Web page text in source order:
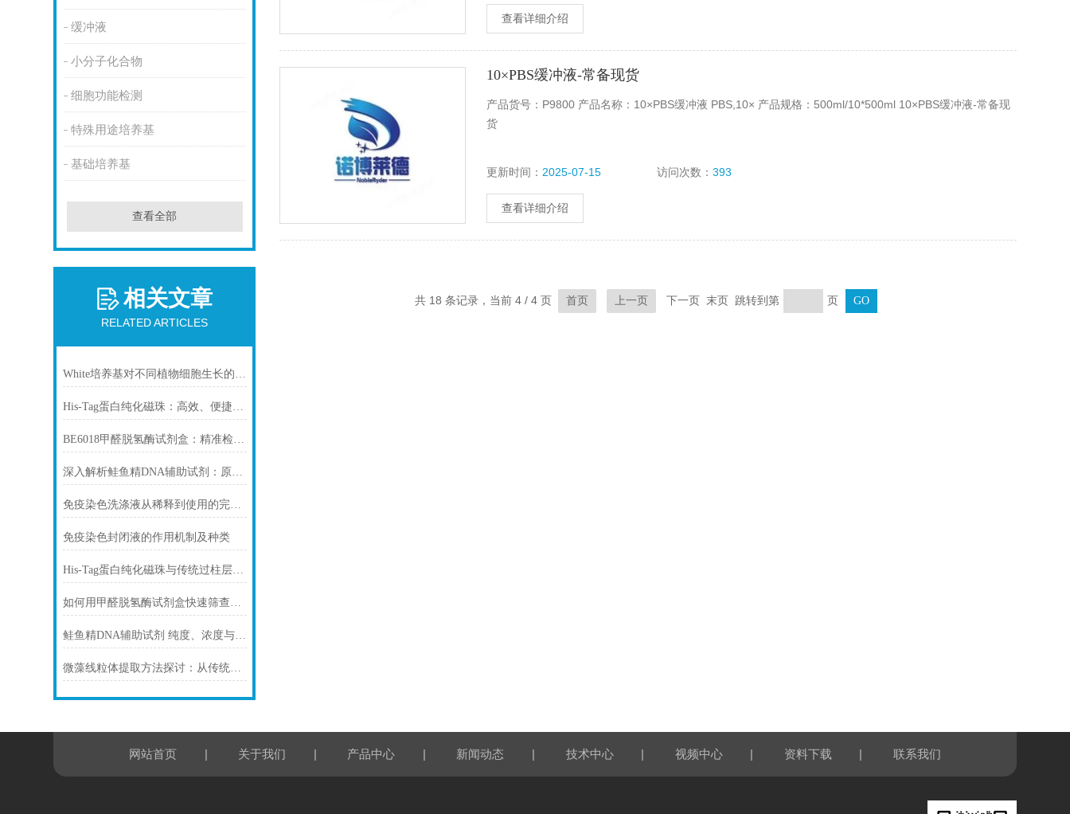
缓冲液
小分子化合物
细胞功能检测
特殊用途培养基
基础培养基
查看全部
相关文章
RELATED ARTICLES
White培养基对不同植物细胞生长的影响
His-Tag蛋白纯化磁珠：高效、便捷的蛋白纯化解决方案
BE6018甲醛脱氢酶试剂盒：精准检测赋能多领域，标准化流程破解行业痛点
深入解析鲑鱼精DNA辅助试剂：原理、特性与规范操作
免疫染色洗涤液从稀释到使用的完整流程
免疫染色封闭液的作用机制及种类
His-Tag蛋白纯化磁珠与传统过柱层析纯化方式
如何用甲醛脱氢酶试剂盒快速筛查食品中甲醛残留？
鲑鱼精DNA辅助试剂 纯度、浓度与稳定性对实验结果的影响
微藻线粒体提取方法探讨：从传统技术到试剂盒方案
查看详细介绍
10×PBS缓冲液-常备现货
产品货号：P9800 产品名称：10×PBS缓冲液 PBS,10× 产品规格：500ml/10*500ml 10×PBS缓冲液-常备现
货
更新时间： 2025-07-15 访问次数：393
查看详细介绍
共 18 条记录，当前 4 / 4 页 首页 上一页 下一页 末页 跳转到第 页
网站首页 | 关于我们 | 产品中心 | 新闻动态 | 技术中心 | 视频中心 | 资料下载 | 联系我们